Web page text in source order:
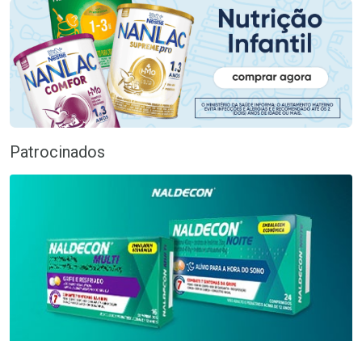
Patrocinados